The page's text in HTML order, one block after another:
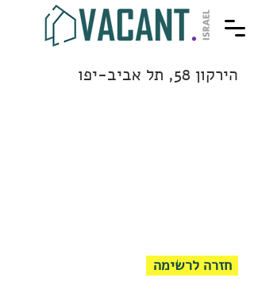
הירקון 58, תל אביב-יפו
חזרה לרשימה